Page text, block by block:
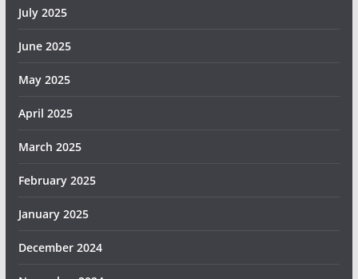
July 2025
June 2025
May 2025
April 2025
March 2025
February 2025
January 2025
December 2024